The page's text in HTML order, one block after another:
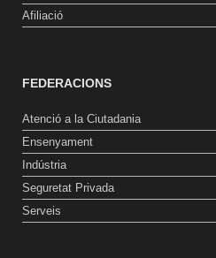
Afiliació
FEDERACIONS
Atenció a la Ciutadania
Ensenyament
Indústria
Seguretat Privada
Serveis